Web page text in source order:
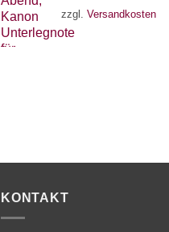
zzgl. Versandkosten
KONTAKT